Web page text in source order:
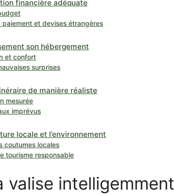
financière adéquate
paiement et devises étrangères
son hébergement
et confort
surprises
de manière réaliste
mesurée
imprévus
locale et l’environnement
coutumes locales
tourisme responsable
valise intelligemment